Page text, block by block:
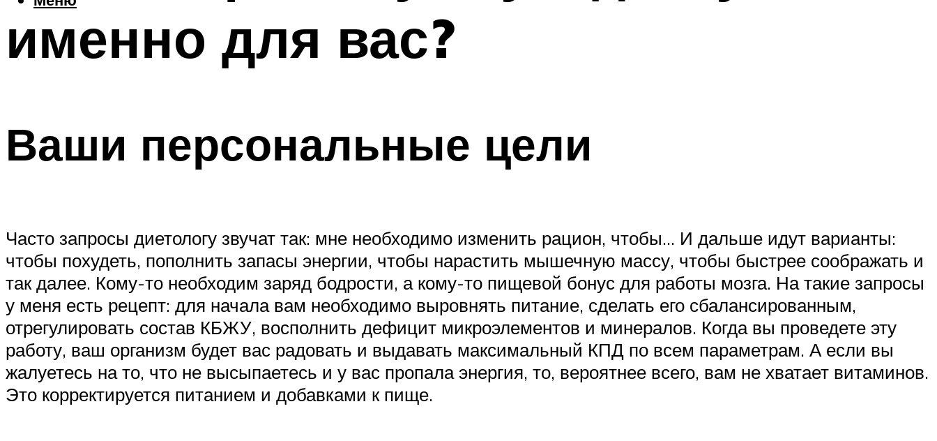
именно для вас?
Ваши персональные цели
Часто запросы диетологу звучат так: мне необходимо изменить рацион, чтобы… И дальше идут варианты:
чтобы похудеть, пополнить запасы энергии, чтобы нарастить мышечную массу, чтобы быстрее соображать и
так далее. Кому-то необходим заряд бодрости, а кому-то пищевой бонус для работы мозга. На такие запросы
у меня есть рецепт: для начала вам необходимо выровнять питание, сделать его сбалансированным,
отрегулировать состав КБЖУ, восполнить дефицит микроэлементов и минералов. Когда вы проведете эту
работу, ваш организм будет вас радовать и выдавать максимальный КПД по всем параметрам. А если вы
жалуетесь на то, что не высыпаетесь и у вас пропала энергия, то, вероятнее всего, вам не хватает витаминов.
Это корректируется питанием и добавками к пище.